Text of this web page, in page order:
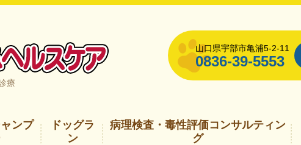
療
山口県宇部市亀浦5-2-11
0836-39-5553
ンプ
ドッグラ
ン
病理検査・毒性評価コンサルティン
グ